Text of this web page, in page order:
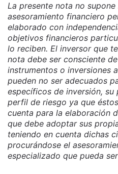
La presente nota no
asesoramiento financiero
elaborado con
objetivos financieros
lo reciben. El inversor que
nota debe ser consciente
instrumentos o inversiones
pueden no ser adecuados
específicos de inversión,
perfil de riesgo ya que
cuenta para la elaboración
que debe adoptar sus
teniendo en cuenta dichas
procurándose el
especializado que pueda